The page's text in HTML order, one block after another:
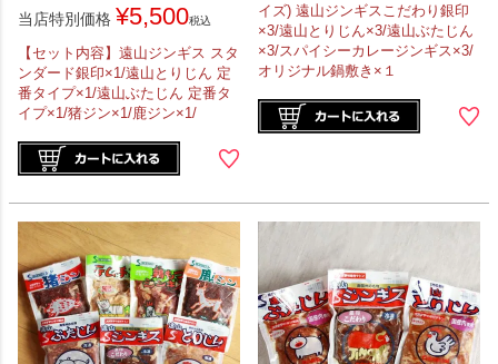
当店特別価格 ¥5,500税込
【セット内容】遠山ジンギス スタ
ンダード銀印×1/遠山とりじん 定
番タイプ×1/遠山ぶたじん 定番タ
イプ×1/猪ジン×1/鹿ジン×1/
イズ) 遠山ジンギスこだわり銀印
×3/遠山とりじん×3/遠山ぶたじん
×3/スパイシーカレージンギス×3/
オリジナル鍋敷き×１